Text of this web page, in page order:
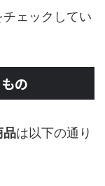
ェックしてい
の
品は以下の通り